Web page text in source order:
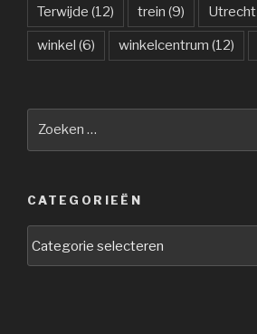
Terwijde (12) trein (9) Utrecht
winkel (6) winkelcentrum (12)
CATEGORIEËN